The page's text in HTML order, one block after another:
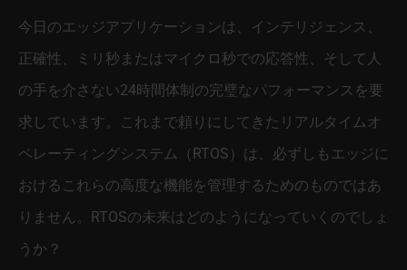
今日のエッジアプリケーションは、インテリジェンス、
正確性、ミリ秒またはマイクロ秒での応答性、そして人
の手を介さない24時間体制の完璧なパフォーマンスを要
求しています。これまで頼りにしてきたリアルタイムオ
ペレーティングシステム（RTOS）は、必ずしもエッジに
おけるこれらの高度な機能を管理するためのものではあ
りません。RTOSの未来はどのようになっていくのでしょ
うか？